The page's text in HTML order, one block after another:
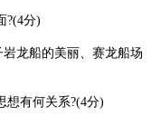
?(4分)
龙船的美丽、赛龙船场
想有何关系?(4分)